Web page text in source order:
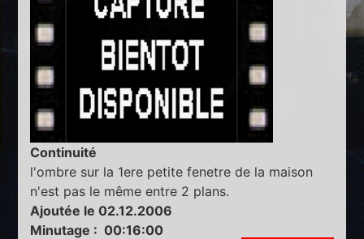
Continuité
l'ombre sur la 1ere petite fenetre de la maison
n'est pas le même entre 2 plans.
Ajoutée le 02.12.2006
Minutage : 00:16:00